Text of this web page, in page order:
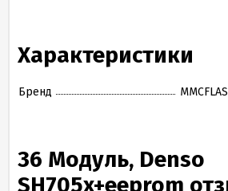
Характеристики
Бренд
36 Модуль, Denso
SH705x+eeprom